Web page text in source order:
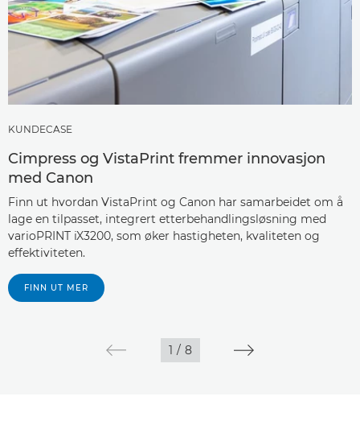
KUNDECASE
Cimpress og VistaPrint fremmer innovasjon
med Canon
Finn ut hvordan VistaPrint og Canon har samarbeidet om å
lage en tilpasset, integrert etterbehandlingsløsning med
varioPRINT iX3200, som øker hastigheten, kvaliteten og
effektiviteten.
FINN UT MER
1 / 8